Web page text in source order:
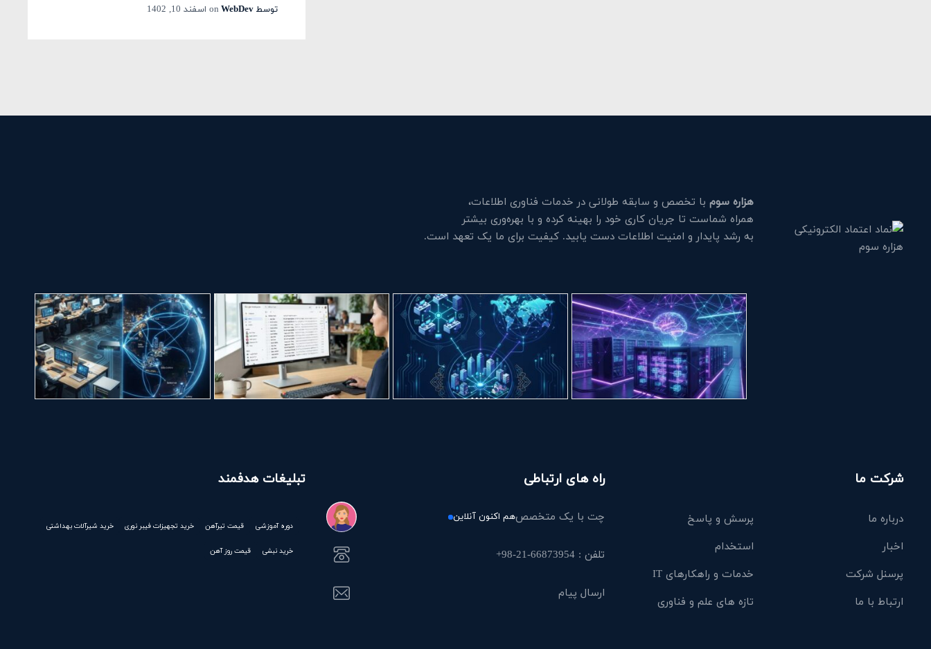
توسطWebDev
on اسفند 10, 1402
هزاره سومبا تخصص و سابقه طولانی در خدمات فناوری اطلاعات،
همراه شماست تا جریان کاری خود را بهینه کرده و با بهره‌وری بیشتر
به رشد پایدار و امنیت اطلاعات دست یابید. کیفیت برای ما یک تعهد است.
شرکت ما
درباره ما
پرسش و پاسخ
اخبار
استخدام
پرسنل شرکت
خدمات و راهکارهای IT
ارتباط با ما
تازه های علم و فناوری
راه های ارتباطی
چت با یک متخصصهم اکنون آنلاین
تلفن : 66873954-21-98+
ارسال پیام
تبلیغات هدفمند
دوره آموزشی قیمت تیرآهن خرید تجهیزات فیبر نوری خرید شیرآلات بهداشتی
خرید نبشی قیمت روز آهن